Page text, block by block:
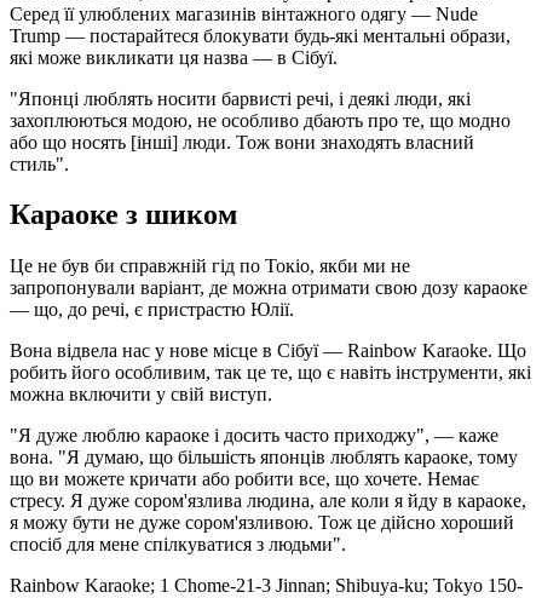
Серед її улюблених магазинів вінтажного одягу — Nude
Trump — постарайтеся блокувати будь-які ментальні образи,
які може викликати ця назва — в Сібуї.
"Японці люблять носити барвисті речі, і деякі люди, які
захоплюються модою, не особливо дбають про те, що модно
або що носять [інші] люди. Тож вони знаходять власний
стиль".
Караоке з шиком
Це не був би справжній гід по Токіо, якби ми не
запропонували варіант, де можна отримати свою дозу караоке
— що, до речі, є пристрастю Юлії.
Вона відвела нас у нове місце в Сібуї — Rainbow Karaoke. Що
робить його особливим, так це те, що є навіть інструменти, які
можна включити у свій виступ.
"Я дуже люблю караоке і досить часто приходжу", — каже
вона. "Я думаю, що більшість японців люблять караоке, тому
що ви можете кричати або робити все, що хочете. Немає
стресу. Я дуже сором'язлива людина, але коли я йду в караоке,
я можу бути не дуже сором'язливою. Тож це дійсно хороший
спосіб для мене спілкуватися з людьми".
Rainbow Karaoke; 1 Chome-21-3 Jinnan; Shibuya-ku; Tokyo 150-